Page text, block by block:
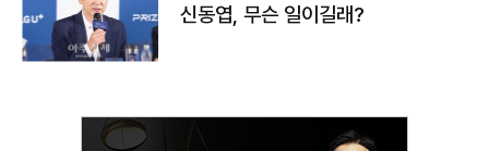
신동엽, 무슨 일이길래?